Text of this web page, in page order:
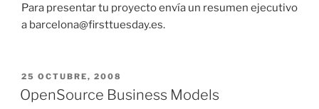
Para presentar tu proyecto envía un resumen ejecutivo
a barcelona@firsttuesday.es.
PUBLICADO
EL
25 OCTUBRE, 2008
OpenSource Business Models